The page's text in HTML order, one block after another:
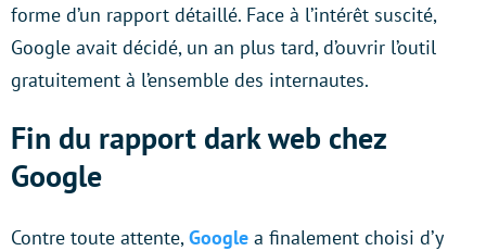
forme d’un rapport détaillé. Face à l’intérêt suscité,
Google avait décidé, un an plus tard, d’ouvrir l’outil
gratuitement à l’ensemble des internautes.
Fin du rapport dark web chez
Google
Contre toute attente, Google a finalement choisi d’y